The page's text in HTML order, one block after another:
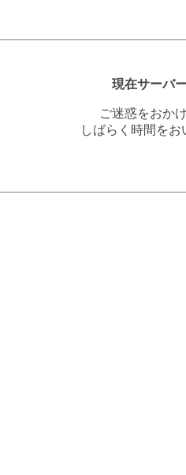
現在サーバ
ご迷惑をおか
しばらく時間を